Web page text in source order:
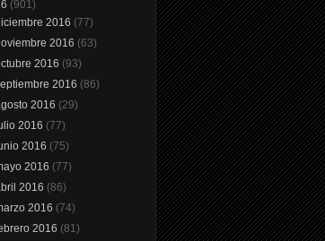
(901)
2016 (77)
2016 (63)
2016 (93)
2016 (86)
2016 (29)
2016 (77)
2016 (75)
2016 (77)
2016 (86)
2016 (74)
2016 (81)